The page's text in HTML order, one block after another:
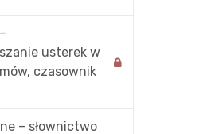
z
usterek w
czasownik
– słownictwo